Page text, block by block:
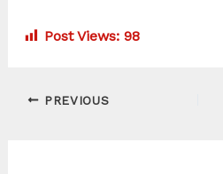
Post Views: 98
Post
PREVIOUS